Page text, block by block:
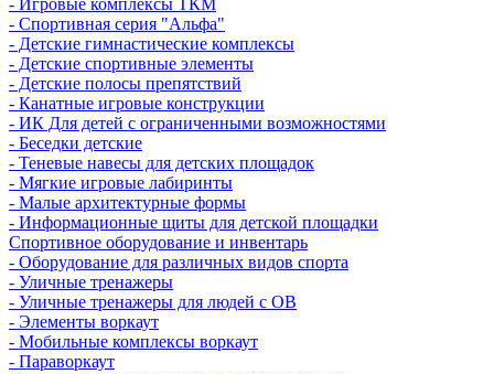
- Игровые комплексы ТКМ
- Спортивная серия "Альфа"
- Детские гимнастические комплексы
- Детские спортивные элементы
- Детские полосы препятствий
- Канатные игровые конструкции
- ИК Для детей с ограниченными возможностями
- Беседки детские
- Теневые навесы для детских площадок
- Мягкие игровые лабиринты
- Малые архитектурные формы
- Информационные щиты для детской площадки
Спортивное оборудование и инвентарь
- Оборудование для различных видов спорта
- Уличные тренажеры
- Уличные тренажеры для людей с ОВ
- Элементы воркаут
- Мобильные комплексы воркаут
- Параворкаут